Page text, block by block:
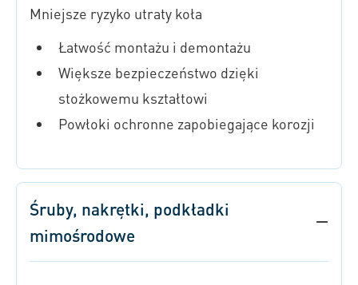
Mniejsze ryzyko utraty koła
Łatwość montażu i demontażu
Większe bezpieczeństwo dzięki
stożkowemu kształtowi
Powłoki ochronne zapobiegające korozji
Śruby, nakrętki, podkładki
mimośrodowe